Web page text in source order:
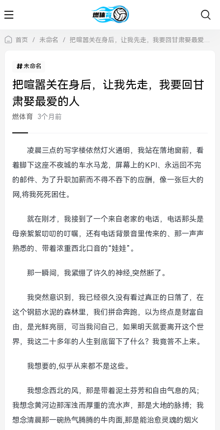
首页 / 未命名 / 把喧嚣关在身后，让我先走，我要回甘肃娶最爱的人
未命名
把喧嚣关在身后，让我先走，我要回甘
肃娶最爱的人
燃体育 3个月前
凌晨三点的写字楼依然灯火通明，我站在落地窗前，看
着脚下这座不夜城的车水马龙，屏幕上的KPI、永远回不完
的邮件、为了升职加薪而不得不吞下的应酬，像一张巨大的
网,将我死死困住。
就在刚才，我接到了一个来自老家的电话，电话那头是
母亲絮絮叨叨的叮嘱，还有电话背景音里传来的、那一声声
熟悉的、带着浓重西北口音的“娃娃”。
那一瞬间，我紧绷了许久的神经,突然断了。
我突然意识到，我已经很久没有看过真正的日落了，在
这个钢筋水泥的森林里，我们拼命奔跑，以为终点是财富自
由，是光鲜亮丽，可当我问自己，如果明天就要离开这个世
界，我这二十多年的人生到底留下了什么？我竟答不上来。
我想要的,似乎从来都不是这些。
我想念西北的风，那是带着泥土芬芳和自由气息的风；
我想念黄河边那浑浊而厚重的流水声，那是大地的脉搏；我
想念清晨那一碗热气腾腾的牛肉面,那是能治愈灵魂的烟火